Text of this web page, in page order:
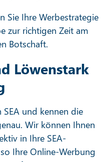
Sie Ihre Werbestrategie
zur richtigen Zeit am
Botschaft.
Löwenstark
und kennen die
Wir können Ihnen
in Ihre SEA-
Ihre Online-Werbung